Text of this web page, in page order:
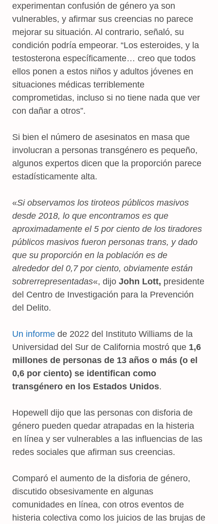
experimentan confusión de género ya son
vulnerables, y afirmar sus creencias no parece
mejorar su situación. Al contrario, señaló, su
condición podría empeorar. “Los esteroides, y la
testosterona específicamente… creo que todos
ellos ponen a estos niños y adultos jóvenes en
situaciones médicas terriblemente
comprometidas, incluso si no tiene nada que ver
con dañar a otros”.
Si bien el número de asesinatos en masa que
involucran a personas transgénero es pequeño,
algunos expertos dicen que la proporción parece
estadísticamente alta.
«Si observamos los tiroteos públicos masivos
desde 2018, lo que encontramos es que
aproximadamente el 5 por ciento de los tiradores
públicos masivos fueron personas trans, y dado
que su proporción en la población es de
alrededor del 0,7 por ciento, obviamente están
sobrerrepresentadas«, dijo John Lott, presidente
del Centro de Investigación para la Prevención
del Delito.
Un informe de 2022 del Instituto Williams de la
Universidad del Sur de California mostró que 1,6
millones de personas de 13 años o más (o el
0,6 por ciento) se identifican como
transgénero en los Estados Unidos.
Hopewell dijo que las personas con disforia de
género pueden quedar atrapadas en la histeria
en línea y ser vulnerables a las influencias de las
redes sociales que afirman sus creencias.
Comparó el aumento de la disforia de género,
discutido obsesivamente en algunas
comunidades en línea, con otros eventos de
histeria colectiva como los juicios de las brujas de